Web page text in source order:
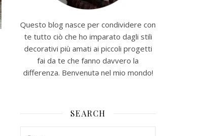
Questo blog nasce per condividere con
te tutto ciò che ho imparato dagli stili
decorativi più amati ai piccoli progetti
fai da te che fanno davvero la
differenza. Benvenutə nel mio mondo!
SEARCH